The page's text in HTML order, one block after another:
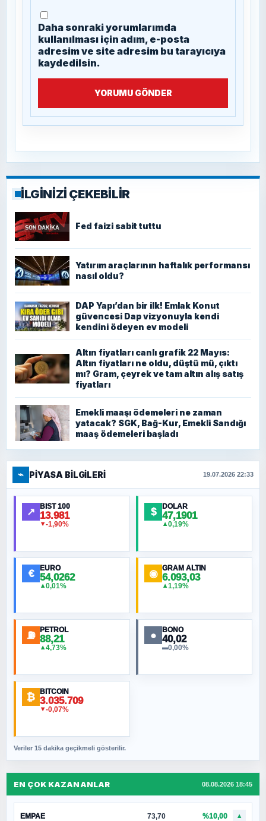
Daha sonraki yorumlarımda
kullanılması için adım, e-posta
adresim ve site adresim bu tarayıcıya
kaydedilsin.
YORUMU GÖNDER
İLGİNİZİ ÇEKEBİLİR
Fed faizi sabit tuttu
Yatırım araçlarının haftalık performansı
nasıl oldu?
DAP Yapı’dan bir ilk! Emlak Konut
güvencesi Dap vizyonuyla kendi
kendini ödeyen ev modeli
Altın fiyatları canlı grafik 22 Mayıs:
Altın fiyatları ne oldu, düştü mü, çıktı
mı? Gram, çeyrek ve tam altın alış satış
fiyatları
Emekli maaşı ödemeleri ne zaman
yatacak? SGK, Bağ-Kur, Emekli Sandığı
maaş ödemeleri başladı
⌁ PIYASA BILGILERI 19.07.2026 22:33
↗ BIST 100
13.981
▼-1,90%
$ DOLAR
47,1901
▲0,19%
€ EURO
54,0262
▲0,01%
◉ GRAM ALTIN
6.093,03
▲1,19%
⛽ PETROL
88,21
▲4,73%
● BONO
40,02
▬0,00%
₿ BITCOIN
3.035.709
▼-0,07%
Veriler 15 dakika geçikmeli gösterilir.
EN ÇOK KAZANANLAR 08.08.2026 18:45
EMPAE 73,70 %10,00 ▲